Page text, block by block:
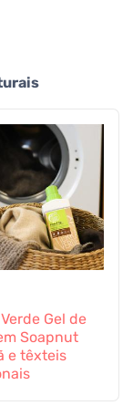
Gel de
Soapnut
e têxteis